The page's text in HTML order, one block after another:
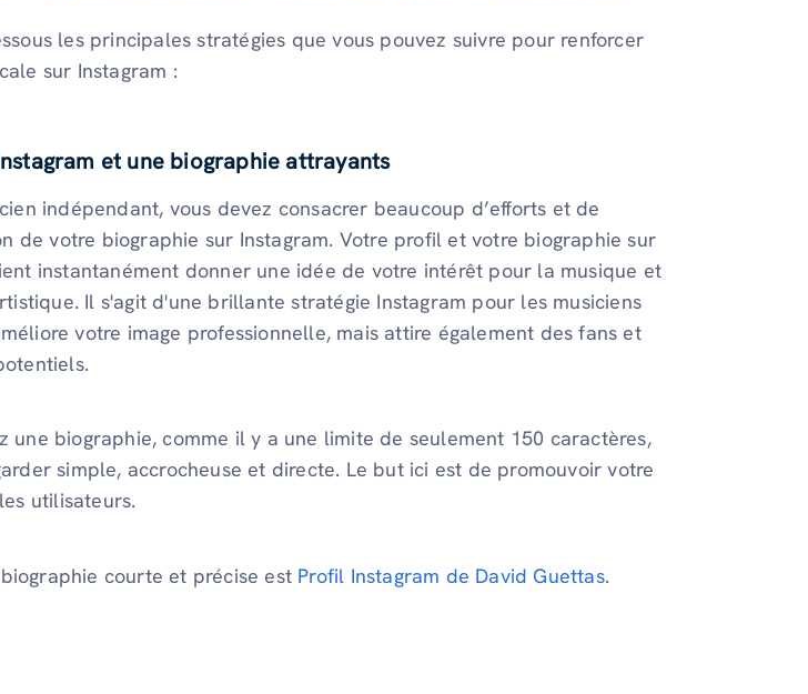
les principales stratégies que vous pouvez suivre pour renforcer
sur Instagram :
et une biographie attrayants
indépendant, vous devez consacrer beaucoup d’efforts et de
de votre biographie sur Instagram. Votre profil et votre biographie sur
instantanément donner une idée de votre intérêt pour la musique et
Il s'agit d'une brillante stratégie Instagram pour les musiciens
votre image professionnelle, mais attire également des fans et
une biographie, comme il y a une limite de seulement 150 caractères,
simple, accrocheuse et directe. Le but ici est de promouvoir votre
utilisateurs.
courte et précise est Profil Instagram de David Guettas.